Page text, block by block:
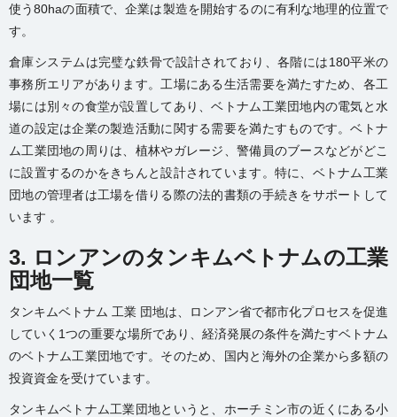
使う80haの面積で、企業は製造を開始するのに有利な地理的位置で
す。
倉庫システムは完璧な鉄骨で設計されており、各階には180平米の
事務所エリアがあります。工場にある生活需要を満たすため、各工
場には別々の食堂が設置してあり、ベトナム工業団地内の電気と水
道の設定は企業の製造活動に関する需要を満たすものです。ベトナ
ム工業団地の周りは、植林やガレージ、警備員のブースなどがどこ
に設置するのかをきちんと設計されています。特に、ベトナム工業
団地の管理者は工場を借りる際の法的書類の手続きをサポートして
います 。
3. ロンアンのタンキムベトナムの工業
団地一覧
タンキムベトナム 工業 団地は、ロンアン省で都市化プロセスを促進
していく1つの重要な場所であり、経済発展の条件を満たすベトナム
のベトナム工業団地です。そのため、国内と海外の企業から多額の
投資資金を受けています。
タンキムベトナム工業団地というと、ホーチミン市の近くにある小